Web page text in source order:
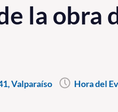
la obra
Valparaíso Hora del